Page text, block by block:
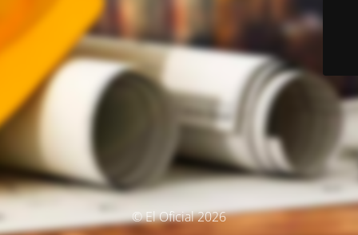
© El Oficial 2026